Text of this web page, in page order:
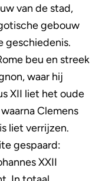
van de stad,
gebouw
geschiedenis.
beu en streek
waar hij
XII liet het oude
Clemens
liet verrijzen.
gespaard:
XXII